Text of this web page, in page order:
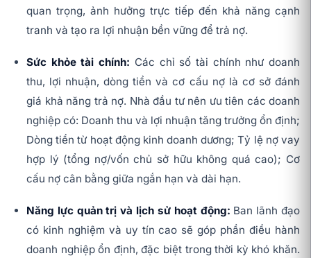
quan trọng, ảnh hưởng trực tiếp đến khả năng cạnh
tranh và tạo ra lợi nhuận bền vững để trả nợ.
Sức khỏe tài chính: Các chỉ số tài chính như doanh
thu, lợi nhuận, dòng tiền và cơ cấu nợ là cơ sở đánh
giá khả năng trả nợ. Nhà đầu tư nên ưu tiên các doanh
nghiệp có: Doanh thu và lợi nhuận tăng trưởng ổn định;
Dòng tiền từ hoạt động kinh doanh dương; Tỷ lệ nợ vay
hợp lý (tổng nợ/vốn chủ sở hữu không quá cao); Cơ
cấu nợ cân bằng giữa ngắn hạn và dài hạn.
Năng lực quản trị và lịch sử hoạt động: Ban lãnh đạo
có kinh nghiệm và uy tín cao sẽ góp phần điều hành
doanh nghiệp ổn định, đặc biệt trong thời kỳ khó khăn.